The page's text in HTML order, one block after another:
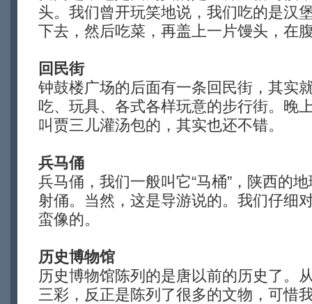
头。我们曾开玩笑地说，我们吃的是汉
下去，然后吃菜，再盖上一片馒头，在
回民街
钟鼓楼广场的后面有一条回民街，其实
吃、玩具、各式各样玩意的步行街。晚
叫贾三儿灌汤包的，其实也还不错。
兵马俑
兵马俑，我们一般叫它“马桶”，陕西的
射俑。当然，这是导游说的。我们仔细
蛮像的。
历史博物馆
历史博物馆陈列的是唐以前的历史了。
三彩，反正是陈列了很多的文物，可惜